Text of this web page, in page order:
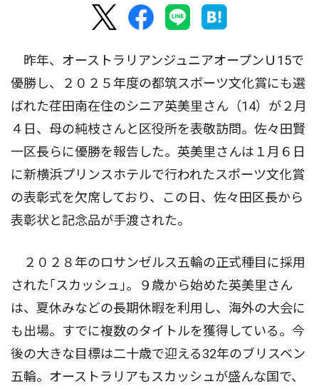
昨年、オーストラリアンジュニアオープンＵ15で
優勝し、２０２５年度の都筑スポーツ文化賞にも選
ばれた荏田南在住のシニア英美里さん（14）が２月
４日、母の純枝さんと区役所を表敬訪問。佐々田賢
一区長らに優勝を報告した。英美里さんは１月６日
に新横浜プリンスホテルで行われたスポーツ文化賞
の表彰式を欠席しており、この日、佐々田区長から
表彰状と記念品が手渡された。
２０２８年のロサンゼルス五輪の正式種目に採用
された｢スカッシュ｣。９歳から始めた英美里さん
は、夏休みなどの長期休暇を利用し、海外の大会に
も出場。すでに複数のタイトルを獲得している。今
後の大きな目標は二十歳で迎える32年のブリスベン
五輪。オーストラリアもスカッシュが盛んな国で、